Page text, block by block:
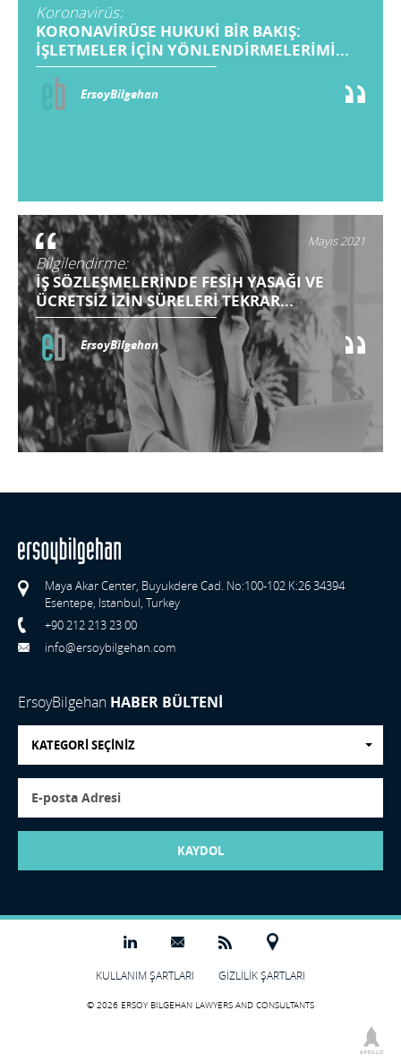
Koronavirüs:
KORONAVİRÜSE HUKUKİ BİR BAKIŞ:
İŞLETMELER İÇİN YÖNLENDİRMELERİMİ...
ErsoyBilgehan
Mayıs 2021
Bilgilendirme:
İŞ SÖZLEŞMELERİNDE FESİH YASAĞI VE
ÜCRETSİZ İZİN SÜRELERİ TEKRAR...
ErsoyBilgehan
Maya Akar Center, Buyukdere Cad. No:100-102 K:26 34394
Esentepe, Istanbul, Turkey
+90 212 213 23 00
info@ersoybilgehan.com
ErsoyBilgehan HABER BÜLTENİ
KATEGORİ SEÇİNİZ
KAYDOL
© 2026 ERSOY BILGEHAN LAWYERS AND CONSULTANTS
KULLANIM ŞARTLARI GİZLİLİK ŞARTLARI